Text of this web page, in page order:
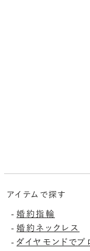
アイテムで探す
-婚約指輪
-婚約ネックレス
-ダイヤモンドでプ